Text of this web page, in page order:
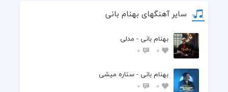
شدم در به در کوی تو من دریابم
عشق دلخواه من و ماه من و مهتابم
سایر آهنگهای بهنام بانی
بهنام بانی - مدلی
0
0
بهنام بانی - ستاره میشی
0
0